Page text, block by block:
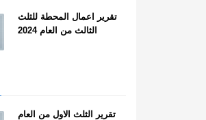
تقرير اعمال المحطة للثلث
الثالث من العام 2024
تقرير الثلث الاول من العام